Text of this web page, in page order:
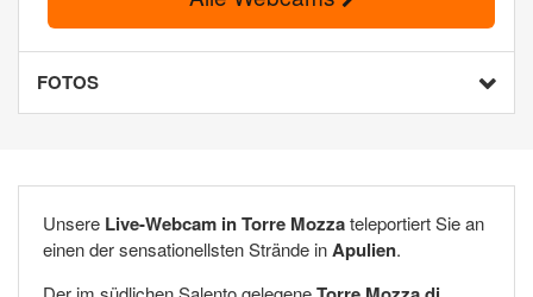
FOTOS
Unsere Live-Webcam in Torre Mozzateleportiert Sie an
einen der sensationellsten Strände inApulien.